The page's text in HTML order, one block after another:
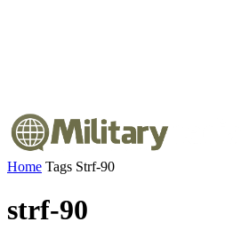
Home Tags Strf-90
strf-90